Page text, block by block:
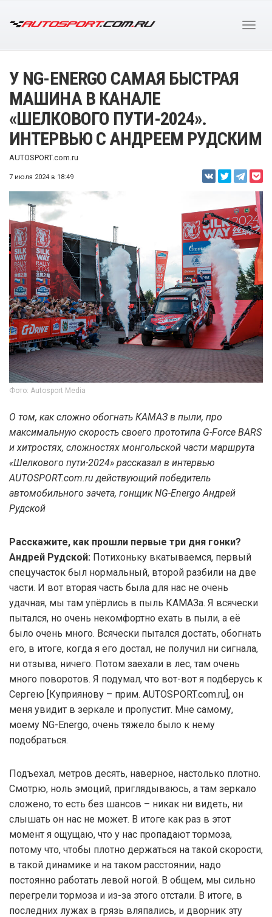
У NG-ENERGO САМАЯ БЫСТРАЯ
МАШИНА В КАНАЛЕ
«ШЕЛКОВОГО ПУТИ-2024».
ИНТЕРВЬЮ С АНДРЕЕМ РУДСКИМ
AUTOSPORT.com.ru
7 июля 2024 в 18:49
Фото: Autosport Media
О том, как сложно обогнать КАМАЗ в пыли, про
максимальную скорость своего прототипа G-Force BARS
и хитростях, сложностях монгольской части маршрута
«Шелкового пути-2024» рассказал в интервью
AUTOSPORT.com.ru действующий победитель
автомобильного зачета, гонщик NG-Energo Андрей
Рудской
Расскажите, как прошли первые три дня гонки?
Андрей Рудской: Потихоньку вкатываемся, первый
спецучасток был нормальный, второй разбили на две
части. И вот вторая часть была для нас не очень
удачная, мы там упёрлись в пыль КАМАЗа. Я всячески
пытался, но очень некомфортно ехать в пыли, а её
было очень много. Всячески пытался достать, обогнать
его, в итоге, когда я его достал, не получил ни сигнала,
ни отзыва, ничего. Потом заехали в лес, там очень
много поворотов. Я подумал, что вот-вот я подберусь к
Сергею [Куприянову – прим. AUTOSPORT.com.ru], он
меня увидит в зеркале и пропустит. Мне самому,
моему NG-Energo, очень тяжело было к нему
подобраться.
Подъехал, метров десять, наверное, настолько плотно.
Смотрю, ноль эмоций, приглядываюсь, а там зеркало
сложено, то есть без шансов – никак ни видеть, ни
слышать он нас не может. В итоге как раз в этот
момент я ощущаю, что у нас пропадают тормоза,
потому что, чтобы плотно держаться на такой скорости,
в такой динамике и на таком расстоянии, надо
постоянно работать левой ногой. В общем, мы сильно
перегрели тормоза и из-за этого отстали. В итоге, в
последних лужах в грязь вляпались, и дворник эту